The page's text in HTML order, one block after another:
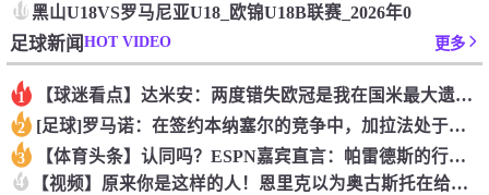
10黑山U18VS罗马尼亚U18_欧锦U18B联赛_2026年0
足球新闻HOT VIDEO 更多
1 【球迷看点】达米安：两度错失欧冠是我在国米最大遗憾，不退役我
2 [足球]罗马诺：在签约本纳塞尔的竞争中，加拉法处于领先地位
3 【体育头条】认同吗？ESPN嘉宾直言：帕雷德斯的行为无法容忍
4 【视频】原来你是这样的人！恩里克以为奥古斯托在给自己拍照，但